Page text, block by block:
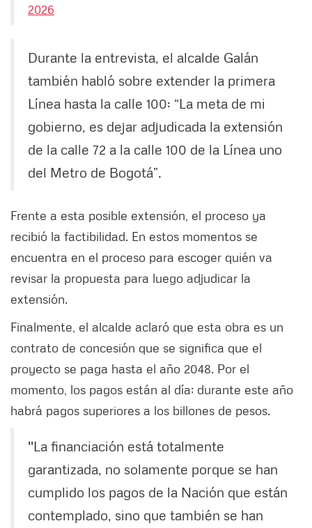
2026
Durante la entrevista, el alcalde Galán
también habló sobre extender la primera
Línea hasta la calle 100: “La meta de mi
gobierno, es dejar adjudicada la extensión
de la calle 72 a la calle 100 de la Línea uno
del Metro de Bogotá”.
Frente a esta posible extensión, el proceso ya
recibió la factibilidad. En estos momentos se
encuentra en el proceso para escoger quién va
revisar la propuesta para luego adjudicar la
extensión.
Finalmente, el alcalde aclaró que esta obra es un
contrato de concesión que se significa que el
proyecto se paga hasta el año 2048. Por el
momento, los pagos están al día; durante este año
habrá pagos superiores a los billones de pesos.
''La financiación está totalmente
garantizada, no solamente porque se han
cumplido los pagos de la Nación que están
contemplado, sino que también se han